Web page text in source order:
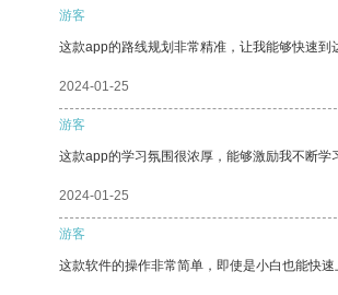
游客
这款app的路线规划非常精准，让我能够快速到
2024-01-25
游客
这款app的学习氛围很浓厚，能够激励我不断学
2024-01-25
游客
这款软件的操作非常简单，即使是小白也能快速